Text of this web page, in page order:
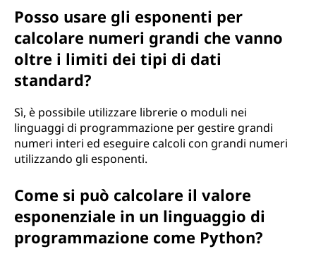
Posso usare gli esponenti per
calcolare numeri grandi che vanno
oltre i limiti dei tipi di dati
standard?
Sì, è possibile utilizzare librerie o moduli nei
linguaggi di programmazione per gestire grandi
numeri interi ed eseguire calcoli con grandi numeri
utilizzando gli esponenti.
Come si può calcolare il valore
esponenziale in un linguaggio di
programmazione come Python?